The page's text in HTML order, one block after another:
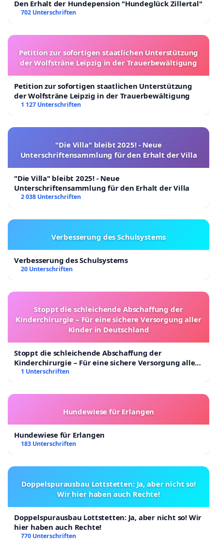
Den Erhalt der Hundepension "Hundeglück Zillertal"
702 Unterschriften
Petition zur sofortigen staatlichen Unterstützung
der Wolfsträne Leipzig in der Trauerbewältigung
Petition zur sofortigen staatlichen Unterstützung
der Wolfsträne Leipzig in der Trauerbewältigung
1 127 Unterschriften
"Die Villa" bleibt 2025! - Neue
Unterschriftensammlung für den Erhalt der Villa
"Die Villa" bleibt 2025! - Neue
Unterschriftensammlung für den Erhalt der Villa
2 038 Unterschriften
Verbesserung des Schulsystems
Verbesserung des Schulsystems
20 Unterschriften
Stoppt die schleichende Abschaffung der
Kinderchirurgie – Für eine sichere Versorgung aller
Kinder in Deutschland
Stoppt die schleichende Abschaffung der
Kinderchirurgie – Für eine sichere Versorgung aller
Kinder in Deutschland
1 Unterschriften
Hundewiese für Erlangen
Hundewiese für Erlangen
183 Unterschriften
Doppelspurausbau Lottstetten: Ja, aber nicht so!
Wir hier haben auch Rechte!
Doppelspurausbau Lottstetten: Ja, aber nicht so! Wir
hier haben auch Rechte!
770 Unterschriften